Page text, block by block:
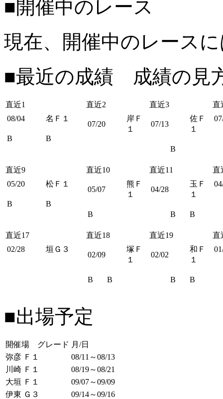
■開催中のレース
現在、開催中のレース
■最近の成績 成績の見
直近1 直近2 直近3
直
08/04
名Ｆ１
B B
07/20
岸Ｆ
１
07/13
佐Ｆ
１
B
直近9 直近10 直近11
直
05/20
松Ｆ１
B B
05/07
熊Ｆ
１
B
04/28
玉Ｆ
１
B B
直近17 直近18 直近19
直
02/28
垣Ｇ３
02/09
塚Ｆ
１
B B
02/02
和Ｆ
１
B B
■出場予定
開催場 グレード 月/日
弥彦 Ｆ１
08/11～08/13
川崎 Ｆ１
08/19～08/21
大垣 Ｆ１
09/07～09/09
伊東 Ｇ３
09/14～09/16